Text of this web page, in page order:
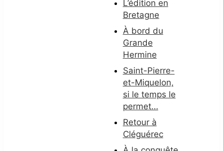
L’édition en
Bretagne
À bord du
Grande
Hermine
Saint-Pierre-
et-Miquelon,
si le temps le
permet…
Retour à
Cléguérec